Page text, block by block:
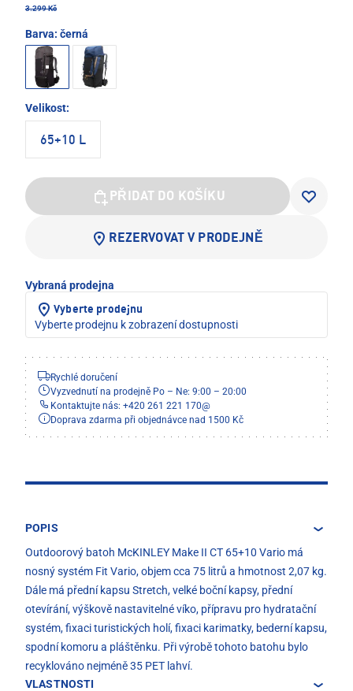
3.299 Kč
Barva: černá
Velikost:
65+10 L
PŘIDAT DO KOŠÍKU
REZERVOVAT V PRODEJNĚ
Vybraná prodejna
Vyberte prodejnu
Vyberte prodejnu k zobrazení dostupnosti
Rychlé doručení
Vyzvednutí na prodejně Po – Ne: 9:00 – 20:00
Kontaktujte nás: +420 261 221 170@
Doprava zdarma při objednávce nad 1500 Kč
POPIS
Outdoorový batoh McKINLEY Make II CT 65+10 Vario má
nosný systém Fit Vario, objem cca 75 litrů a hmotnost 2,07 kg.
Dále má přední kapsu Stretch, velké boční kapsy, přední
otevírání, výškově nastavitelné víko, přípravu pro hydratační
systém, fixaci turistických holí, fixaci karimatky, bederní kapsu,
spodní komoru a pláštěnku. Při výrobě tohoto batohu bylo
recyklováno nejméně 35 PET lahví.
VLASTNOSTI